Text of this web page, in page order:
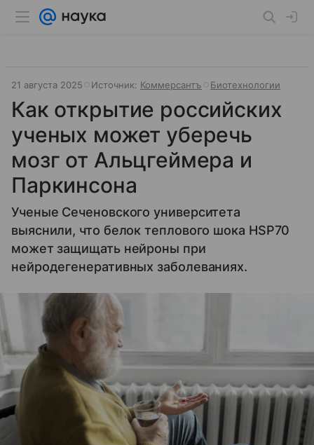
21 августа 2025 Источник: Коммерсантъ Биотехнологии
Как открытие российских
ученых может уберечь
мозг от Альцгеймера и
Паркинсона
Ученые Сеченовского университета
выяснили, что белок теплового шока HSP70
может защищать нейроны при
нейродегенеративных заболеваниях.